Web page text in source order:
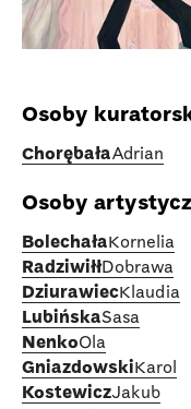
Osoby
ChorębałaAdrian
Osoby
Bolechała Kornelia
RadziwiłłDobrawa
DziurawiecKlaudia
LubińskaSasa
NenkoOla
Gniazdowski Karol
KostewiczJakub